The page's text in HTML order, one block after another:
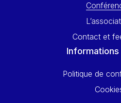
Contact et
Informations
Politique de